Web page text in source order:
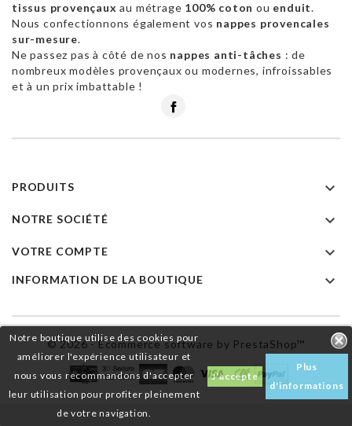
Notre boutique utilise des cookies pour
améliorer l'expérience utilisateur et
nous vous recommandons d'accepter
leur utilisation pour profiter pleinement
de votre navigation.
J'accepte
Plus
d'informations
tissus provençaux au métrage 100% coton ou enduit.
Nous confectionnons également vos nappes provencales
sur-mesure.
Ne passez pas à côté de nos nappes anti-tâches : de
nombreux modèles provençaux ou modernes, infroissables
et à un prix imbattable !
PRODUITS 
NOTRE SOCIÉTÉ 
VOTRE COMPTE 
INFORMATION DE LA BOUTIQUE 
© 2026 - Ecommerce software by PrestaShop™